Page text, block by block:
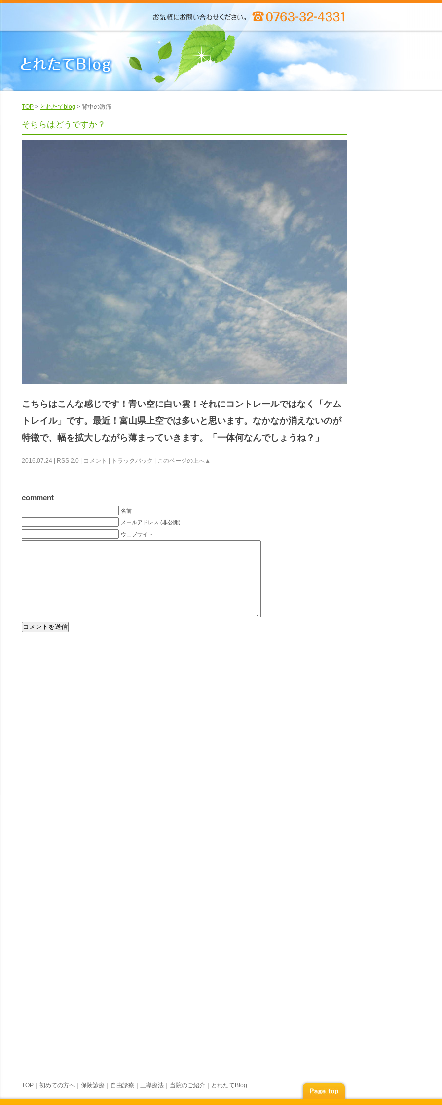
TOP > とれたてblog > 背中の激痛
そちらはどうですか？
こちらはこんな感じです！青い空に白い雲！それにコントレールではなく「ケム
トレイル」です。最近！富山県上空では多いと思います。なかなか消えないのが
特徴で、幅を拡大しながら薄まっていきます。「一体何なんでしょうね？」
2016.07.24 | RSS 2.0 コメント トラックバック このページの上へ▲
comment
名前
メールアドレス (非公開)
ウェブサイト
TOP 初めての方へ 保険診療 自由診療 三導療法 当院のご紹介 とれたてBlog